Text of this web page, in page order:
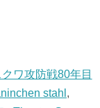
ワ攻防戦80年目
stahl ,